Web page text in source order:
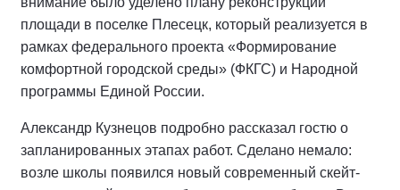
площади в поселке Плесецк, который реализуется в
рамках федерального проекта «Формирование
комфортной городской среды» (ФКГС) и Народной
программы Единой России.
Александр Кузнецов подробно рассказал гостю о
запланированных этапах работ. Сделано немало:
возле школы появился новый современный скейт-